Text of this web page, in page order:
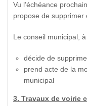
Vu l’échéance
propose de supprimer
Le conseil municipal, à
décide de
prend acte de la
municipal
3. Travaux de voirie